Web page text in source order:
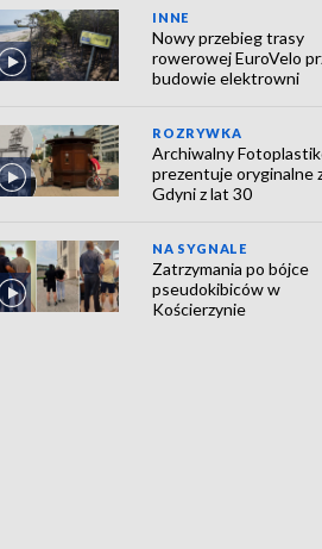
INNE
Nowy przebieg trasy
rowerowej EuroVelo
budowie elektrowni
ROZRYWKA
Archiwalny
prezentuje oryginalne
Gdyni z lat 30
NA SYGNALE
Zatrzymania po bójce
pseudokibiców w
Kościerzynie